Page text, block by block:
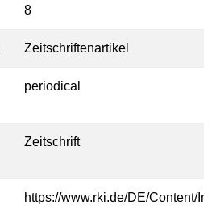
8
Zeitschriftenartikel
periodical
Zeitschrift
https://www.rki.de/DE/Content/